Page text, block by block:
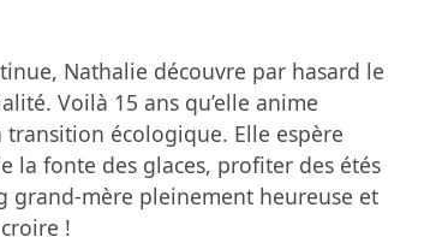
Nathalie découvre par hasard le
Voilà 15 ans qu’elle anime
transition écologique. Elle espère
la fonte des glaces, profiter des étés
grand-mère pleinement heureuse et
!